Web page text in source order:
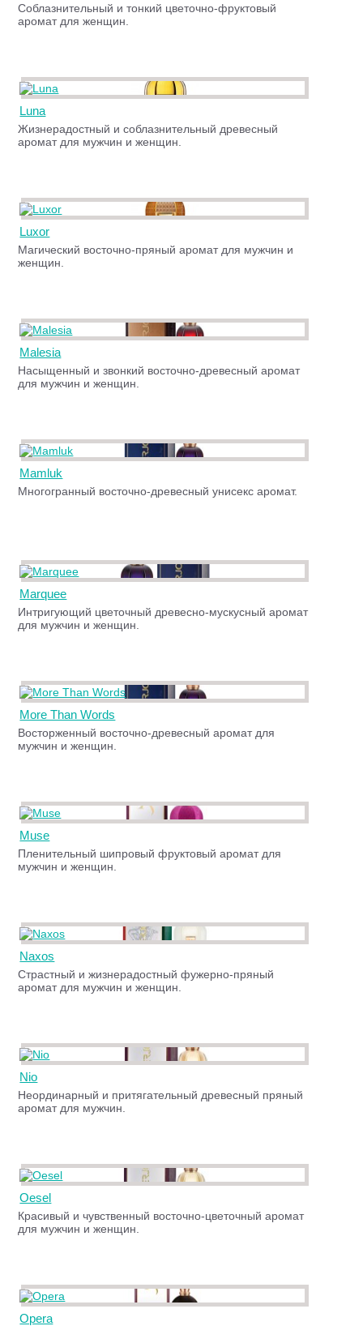
Соблазнительный и тонкий цветочно-фруктовый
аромат для женщин.
Luna
Жизнерадостный и соблазнительный древесный
аромат для мужчин и женщин.
Luxor
Магический восточно-пряный аромат для мужчин и
женщин.
Malesia
Насыщенный и звонкий восточно-древесный аромат
для мужчин и женщин.
Mamluk
Многогранный восточно-древесный унисекс аромат.
Marquee
Интригующий цветочный древесно-мускусный аромат
для мужчин и женщин.
More Than Words
Восторженный восточно-древесный аромат для
мужчин и женщин.
Muse
Пленительный шипровый фруктовый аромат для
мужчин и женщин.
Naxos
Страстный и жизнерадостный фужерно-пряный
аромат для мужчин и женщин.
Nio
Неординарный и притягательный древесный пряный
аромат для мужчин.
Oesel
Красивый и чувственный восточно-цветочный аромат
для мужчин и женщин.
Opera